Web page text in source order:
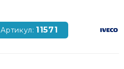
Артикул: 11571